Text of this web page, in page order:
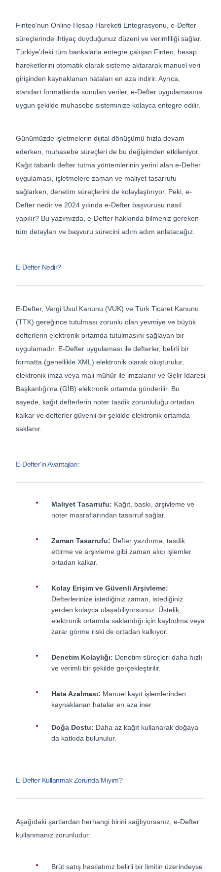
Finteo'nun Online Hesap Hareketi Entegrasyonu, e-Defter
süreçlerinde ihtiyaç duyduğunuz düzeni ve verimliliği sağlar.
Türkiye’deki tüm bankalarla entegre çalışan Finteo, hesap
hareketlerini otomatik olarak sisteme aktararak manuel veri
girişinden kaynaklanan hataları en aza indirir. Ayrıca,
standart formatlarda sunulan veriler, e-Defter uygulamasına
uygun şekilde muhasebe sisteminize kolayca entegre edilir.
Günümüzde işletmelerin dijital dönüşümü hızla devam
ederken, muhasebe süreçleri de bu değişimden etkileniyor.
Kağıt tabanlı defter tutma yöntemlerinin yerini alan e-Defter
uygulaması, işletmelere zaman ve maliyet tasarrufu
sağlarken, denetim süreçlerini de kolaylaştırıyor. Peki, e-
Defter nedir ve 2024 yılında e-Defter başvurusu nasıl
yapılır? Bu yazımızda, e-Defter hakkında bilmeniz gereken
tüm detayları ve başvuru sürecini adım adım anlatacağız.
E-Defter Nedir?
E-Defter, Vergi Usul Kanunu (VUK) ve Türk Ticaret Kanunu
(TTK) gereğince tutulması zorunlu olan yevmiye ve büyük
defterlerin elektronik ortamda tutulmasını sağlayan bir
uygulamadır. E-Defter uygulaması ile defterler, belirli bir
formatta (genellikle XML) elektronik olarak oluşturulur,
elektronik imza veya mali mühür ile imzalanır ve Gelir İdaresi
Başkanlığı'na (GİB) elektronik ortamda gönderilir. Bu
sayede, kağıt defterlerin noter tasdik zorunluluğu ortadan
kalkar ve defterler güvenli bir şekilde elektronik ortamda
saklanır.
E-Defter'in Avantajları:
Maliyet Tasarrufu: Kağıt, baskı, arşivleme ve
noter masraflarından tasarruf sağlar.
Zaman Tasarrufu: Defter yazdırma, tasdik
ettirme ve arşivleme gibi zaman alıcı işlemler
ortadan kalkar.
Kolay Erişim ve Güvenli Arşivleme:
Defterlerinize istediğiniz zaman, istediğiniz
yerden kolayca ulaşabiliyorsunuz. Üstelik,
elektronik ortamda saklandığı için kaybolma veya
zarar görme riski de ortadan kalkıyor.
Denetim Kolaylığı: Denetim süreçleri daha hızlı
ve verimli bir şekilde gerçekleştirilir.
Hata Azalması: Manuel kayıt işlemlerinden
kaynaklanan hatalar en aza iner.
Doğa Dostu: Daha az kağıt kullanarak doğaya
da katkıda bulunulur.
E-Defter Kullanmak Zorunda Mıyım?
Aşağıdaki şartlardan herhangi birini sağlıyorsanız, e-Defter
kullanmanız zorunludur:
Brüt satış hasılatınız belirli bir limitin üzerindeyse